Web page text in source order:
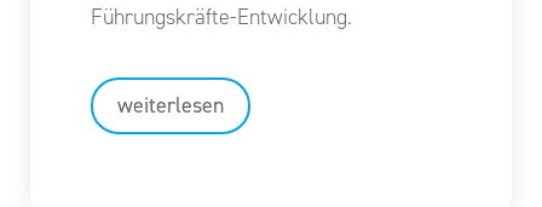
Führungskräfte-Entwicklung.
weiterlesen